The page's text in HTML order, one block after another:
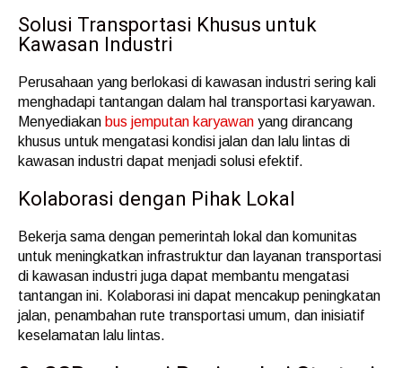
Solusi Transportasi Khusus untuk
Kawasan Industri
Perusahaan yang berlokasi di kawasan industri sering kali
menghadapi tantangan dalam hal transportasi karyawan.
Menyediakan bus jemputan karyawan yang dirancang
khusus untuk mengatasi kondisi jalan dan lalu lintas di
kawasan industri dapat menjadi solusi efektif.
Kolaborasi dengan Pihak Lokal
Bekerja sama dengan pemerintah lokal dan komunitas
untuk meningkatkan infrastruktur dan layanan transportasi
di kawasan industri juga dapat membantu mengatasi
tantangan ini. Kolaborasi ini dapat mencakup peningkatan
jalan, penambahan rute transportasi umum, dan inisiatif
keselamatan lalu lintas.